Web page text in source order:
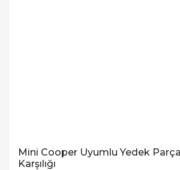
Mini Cooper Uyumlu Yedek
Karşılığı